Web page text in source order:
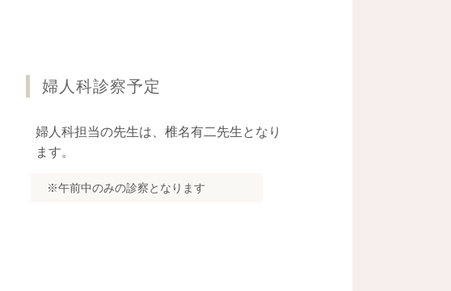
婦人科診察予定
婦人科担当の先生は、椎名有二先生となり
ます。
※午前中のみの診察となります